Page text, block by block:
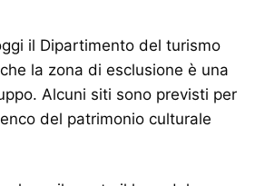
il Dipartimento del turismo
la zona di esclusione è una
Alcuni siti sono previsti per
del patrimonio culturale